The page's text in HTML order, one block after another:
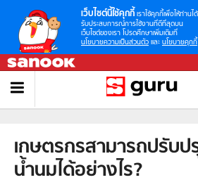
เว็บไซต์นี้ใช้คุกกี้ เราใช้คุกกี้เพื่อให้ท่านได้
รับประสบการณ์การใช้งานที่ดีที่สุดบน
เว็บไซต์ของเรา โปรดศึกษาเพิ่มเติมที่
นโยบายความเป็นส่วนตัว และ นโยบายคุกกี้
เกษตรกรสามารถปรับ
น้ำนมได้อย่างไร?